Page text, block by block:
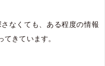
なくても、ある程度の情報
きています。